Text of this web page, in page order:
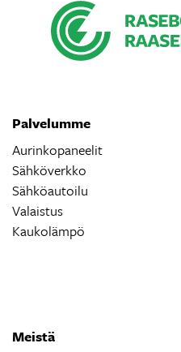
Palvelumme
Aurinkopaneelit
Sähköverkko
Sähköautoilu
Valaistus
Kaukolämpö
Meistä